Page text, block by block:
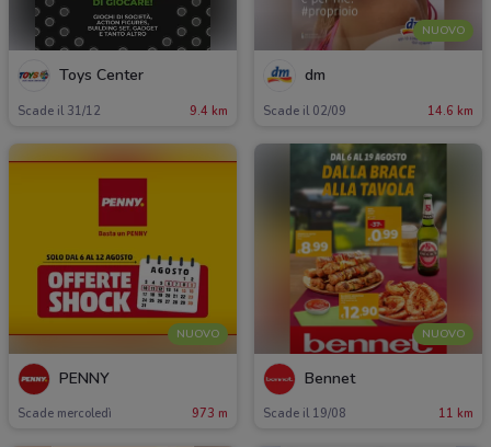
Toys Center
Scade il 31/12 9.4 km
NUOVO
dm
Scade il 02/09 14.6 km
NUOVO
PENNY
Scade mercoledì 973 m
NUOVO
Bennet
Scade il 19/08 11 km